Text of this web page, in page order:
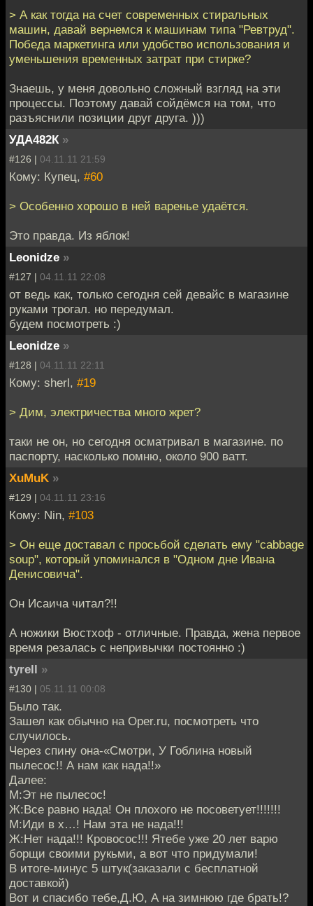
> А как тогда на счет современных стиральных
машин, давай вернемся к машинам типа "Ревтруд".
Победа маркетинга или удобство использования и
уменьшения временных затрат при стирке?
Знаешь, у меня довольно сложный взгляд на эти
процессы. Поэтому давай сойдёмся на том, что
разъяснили позиции друг друга. )))
УДА482К »
#126 | 04.11.11 21:59
Кому: Купец, #60
> Особенно хорошо в ней варенье удаётся.
Это правда. Из яблок!
Leonidze »
#127 | 04.11.11 22:08
от ведь как, только сегодня сей девайс в магазине
руками трогал. но передумал.
будем посмотреть :)
Leonidze »
#128 | 04.11.11 22:11
Кому: sherl, #19
> Дим, электричества много жрет?
таки не он, но сегодня осматривал в магазине. по
паспорту, насколько помню, около 900 ватт.
XuMuK »
#129 | 04.11.11 23:16
Кому: Nin, #103
> Он еще доставал с просьбой сделать ему "cabbage
soup", который упоминался в "Одном дне Ивана
Денисовича".
Он Исаича читал?!!
А ножики Вюстхоф - отличные. Правда, жена первое
время резалась с непривычки постоянно :)
tyrell »
#130 | 05.11.11 00:08
Было так.
Зашел как обычно на Oper.ru, посмотреть что
случилось.
Через спину она-«Смотри, У Гоблина новый
пылесос!! А нам как нада!!»
Далее:
М:Эт не пылесос!
Ж:Все равно нада! Он плохого не посоветует!!!!!!!
М:Иди в х…! Нам эта не нада!!!
Ж:Нет нада!!! Кровосос!!! Ятебе уже 20 лет варю
борщи своими рукьми, а вот что придумали!
В итоге-минус 5 штук(заказали с бесплатной
доставкой)
Вот и спасибо тебе,Д.Ю, А на зимнюю где брать!?